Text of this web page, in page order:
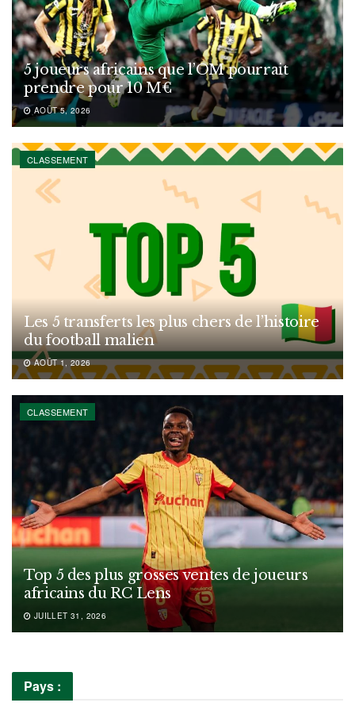
5 joueurs africains que l’OM pourrait
prendre pour 10 M€
AOÛT 5, 2026
CLASSEMENT
Les 5 transferts les plus chers de l’histoire
du football malien
AOÛT 1, 2026
CLASSEMENT
Top 5 des plus grosses ventes de joueurs
africains du RC Lens
JUILLET 31, 2026
Pays :